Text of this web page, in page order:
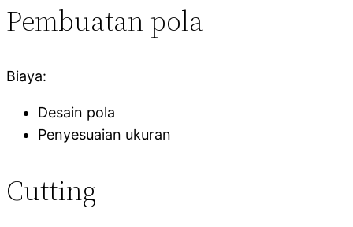
Pembuatan pola
Biaya:
Desain pola
Penyesuaian ukuran
Cutting